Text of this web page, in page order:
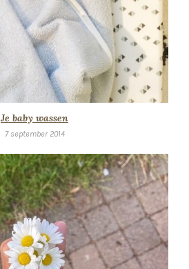
Je baby wassen
7 september 2014